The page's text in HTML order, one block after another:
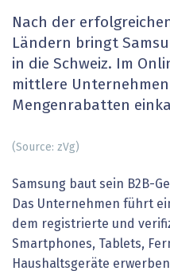
Nach der
Ländern bringt
in die Schweiz. Im
mittlere
Mengenrabatten
(Source: zVg)
Samsung baut sein B2B-
Das Unternehmen führt
dem registrierte und
Smartphones, Tablets,
Haushaltsgeräte